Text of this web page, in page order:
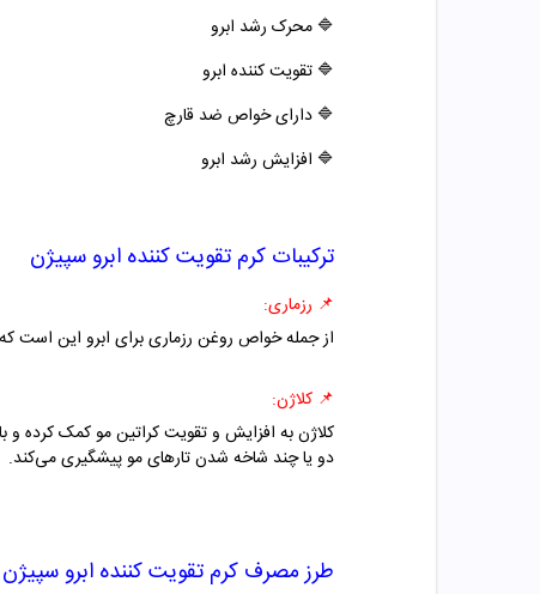
🔷 محرک رشد ابرو
🔷 تقویت کننده ابرو
🔷 دارای خواص ضد قارچ
🔷 افزایش رشد ابرو
ترکیبات کرم تقویت کننده ابروسپیژن
📌 رزماری:
از جمله خواص روغن رزماری برای ابرو این است
📌 کلاژن:
کلاژن به افزایش و تقویت کراتین مو کمک کرده
دو یا چند شاخه شدن تارهای مو پیشگیری می‌کند.
طرز مصرف کرم تقویت کننده ابروسپیژن